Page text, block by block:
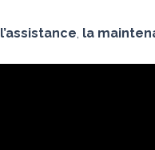
l’assistance la